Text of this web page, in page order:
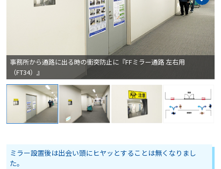
事務所から通路に出る時の衝突防止に『FFミラー通路 左右用
（FT34）』
ミラー設置後は出会い頭にヒヤッとすることは無くなりまし
た。